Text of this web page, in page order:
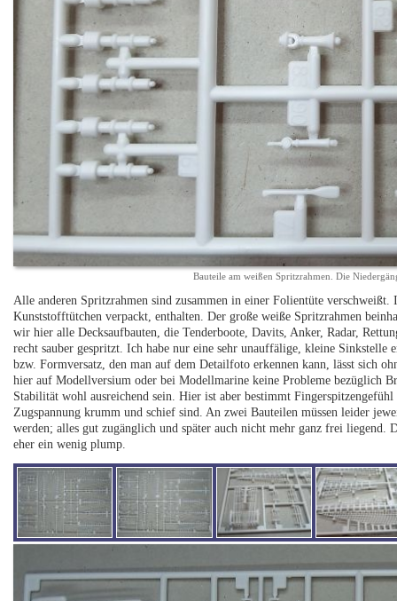
Bauteile am weißen Spritzrahmen. Die
Alle anderen Spritzrahmen sind zusammen in einer Folientüte verschweißt.
Kunststofftütchen verpackt, enthalten. Der große weiße Spritzrahmen
wir hier alle Decksaufbauten, die Tenderboote, Davits, Anker, Radar,
recht sauber gespritzt. Ich habe nur eine sehr unauffälige, kleine
bzw. Formversatz, den man auf dem Detailfoto erkennen kann, lässt sich
hier auf Modellversium oder bei Modellmarine keine Probleme bezüglich
Stabilität wohl ausreichend sein. Hier ist aber bestimmt
Zugspannung krumm und schief sind. An zwei Bauteilen müssen leider
werden; alles gut zugänglich und später auch nicht mehr ganz frei
eher ein wenig plump.